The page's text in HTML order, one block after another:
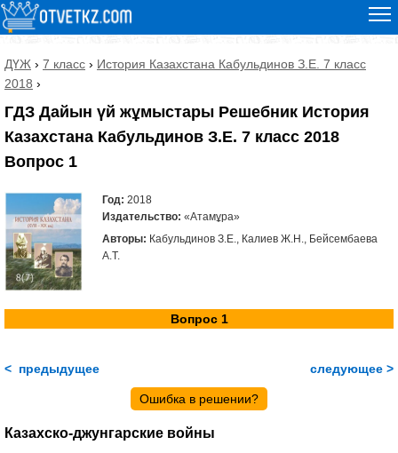
ДҮЖ › 7 класс › История Казахстана Кабульдинов З.Е. 7 класс
2018 ›
ГДЗ Дайын үй жұмыстары Решебник История
Казахстана Кабульдинов З.Е. 7 класс 2018
Вопрос 1
Год: 2018
Издательство: «Атамұра»
Авторы: Кабульдинов З.Е., Калиев Ж.Н., Бейсембаева
А.Т.
Вопрос 1
< предыдущее следующее >
Ошибка в решении?
Казахско-джунгарские войны